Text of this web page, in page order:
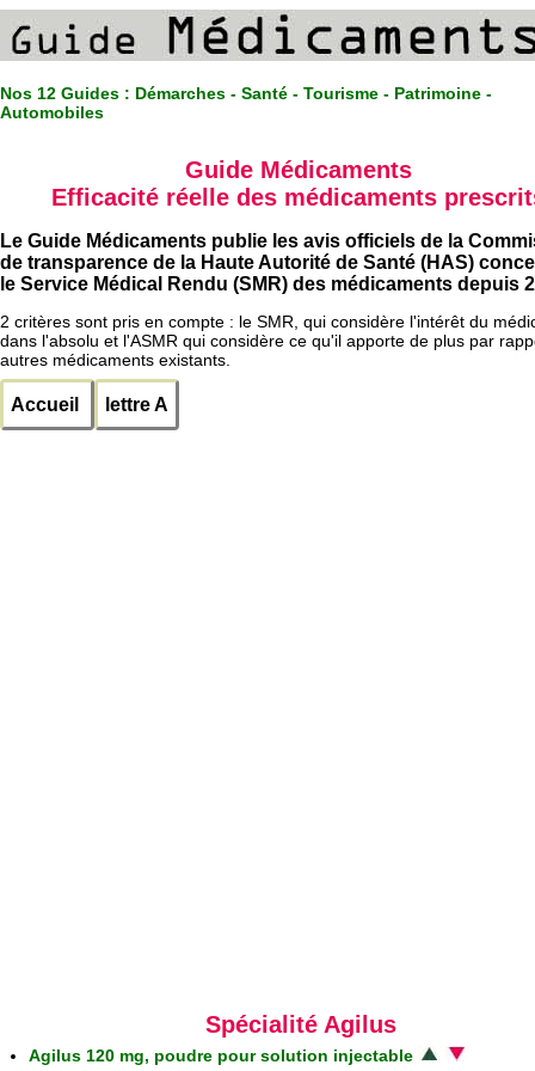
Nos 12 Guides : Démarches - Santé - Tourisme - Patrimoine -
Automobiles
Guide Médicaments
Efficacité réelle des médicaments
Le Guide Médicaments publie les avis officiels de la
de transparence de la Haute Autorité de Santé (HAS)
le Service Médical Rendu (SMR) des médicaments depuis
2 critères sont pris en compte : le SMR, qui considère l'intérêt du
dans l'absolu et l'ASMR qui considère ce qu'il apporte de plus par
autres médicaments existants.
Accueil lettre A
Spécialité Agilus
Agilus 120 mg, poudre pour solution injectable